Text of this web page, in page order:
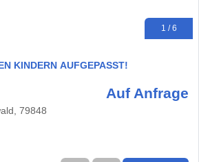
1 / 6
KINDERN AUFGEPASST!
Auf Anfrage
79848